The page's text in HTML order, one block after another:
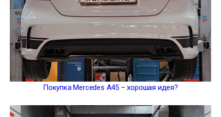
Покупка Mercedes A45 – хорошая идея?